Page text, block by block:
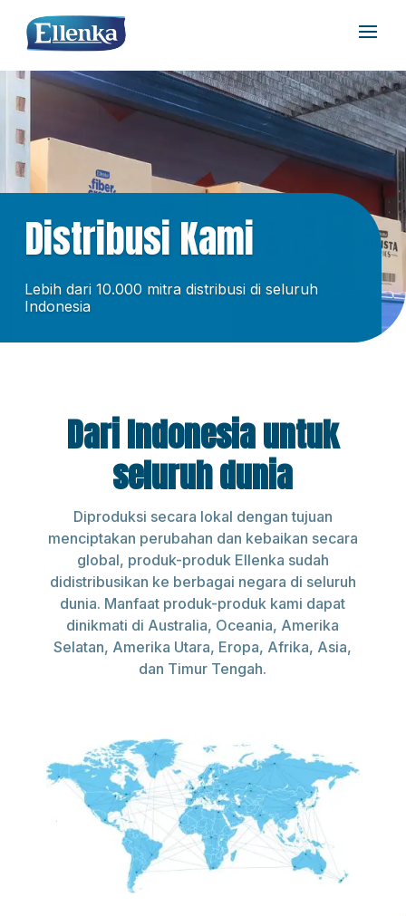
Distribusi Kami
Lebih dari 10.000 mitra distribusi di seluruh
Indonesia
Dari Indonesia untuk
seluruh dunia
Diproduksi secara lokal dengan tujuan
menciptakan perubahan dan kebaikan secara
global, produk-produk Ellenka sudah
didistribusikan ke berbagai negara di seluruh
dunia. Manfaat produk-produk kami dapat
dinikmati di Australia, Oceania, Amerika
Selatan, Amerika Utara, Eropa, Afrika, Asia,
dan Timur Tengah.